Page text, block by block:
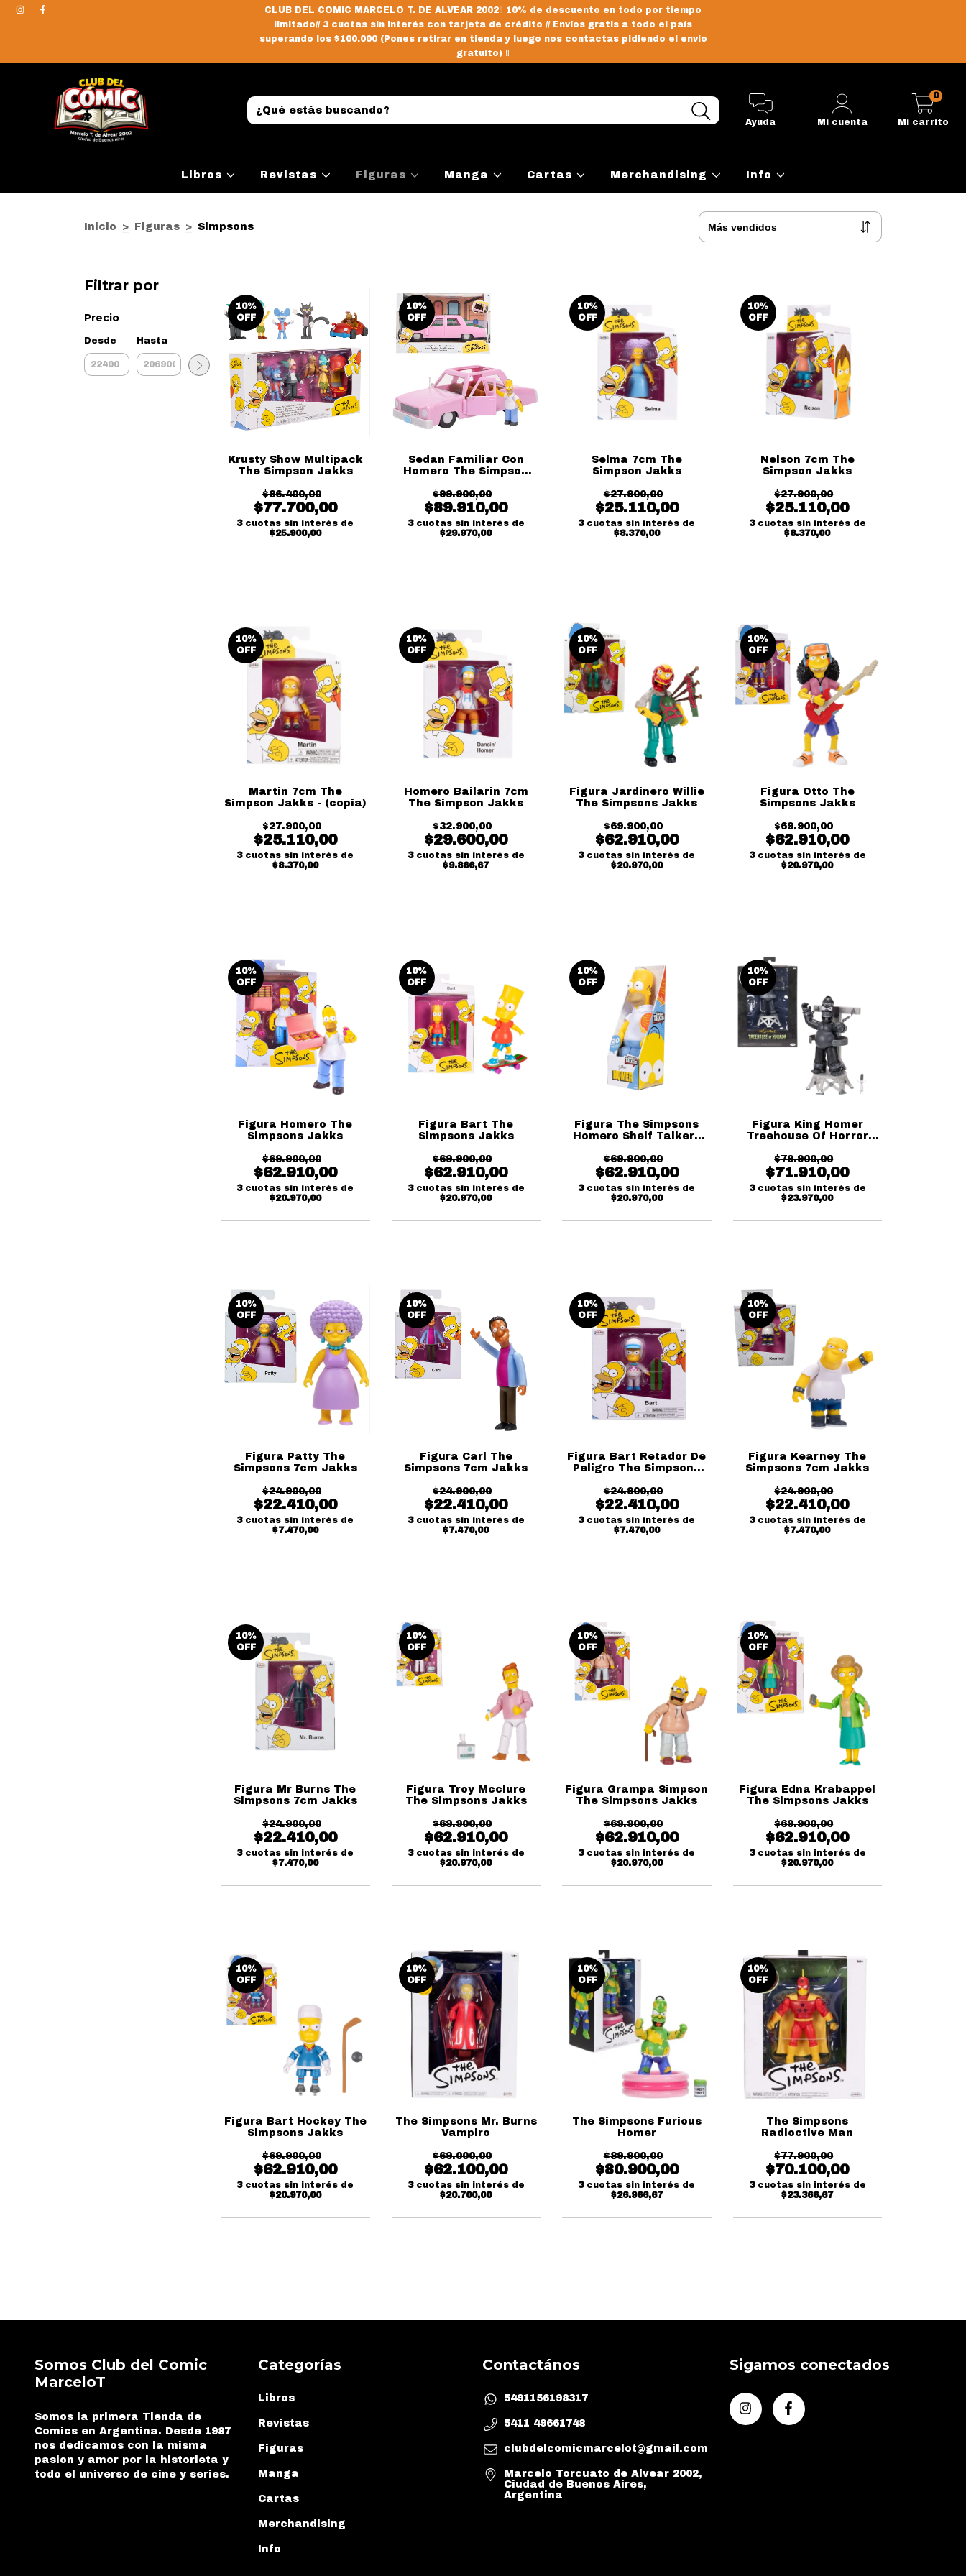
CLUB DEL COMIC MARCELO T. DE ALVEAR 2002‼️ 10% de descuento en todo por tiempo
limitado// 3 cuotas sin interés con tarjeta de crédito // Envíos gratis a todo el país
superando los $100.000 (Pones retirar en tienda y luego nos contactas pidiendo el envio
gratuito) ‼️
Ayuda Mi cuenta Mi carrito
0
Libros Revistas Figuras Manga Cartas Merchandising Info
Inicio > Figuras > Simpsons
Filtrar por
Precio
Desde Hasta
10%
OFF
Krusty Show Multipack
The Simpson Jakks
$86.400,00
$77.700,00
3 cuotas sin interés de
$25.900,00
10%
OFF
Sedan Familiar Con
Homero The Simpson
$99.900,00
$89.910,00
3 cuotas sin interés de
$29.970,00
10%
OFF
Selma 7cm The
Simpson Jakks
$27.900,00
$25.110,00
3 cuotas sin interés de
$8.370,00
10%
OFF
Nelson 7cm The
Simpson Jakks
$27.900,00
$25.110,00
3 cuotas sin interés de
$8.370,00
10%
OFF
Martin 7cm The
Simpson Jakks - (copia)
$27.900,00
$25.110,00
3 cuotas sin interés de
$8.370,00
10%
OFF
Homero Bailarin 7cm
The Simpson Jakks
$32.900,00
$29.600,00
3 cuotas sin interés de
$9.866,67
10%
OFF
Figura Jardinero Willie
The Simpsons Jakks
$69.900,00
$62.910,00
3 cuotas sin interés de
$20.970,00
10%
OFF
Figura Otto The
Simpsons Jakks
$69.900,00
$62.910,00
3 cuotas sin interés de
$20.970,00
10%
OFF
Figura Homero The
Simpsons Jakks
$69.900,00
$62.910,00
3 cuotas sin interés de
$20.970,00
10%
OFF
Figura Bart The
Simpsons Jakks
$69.900,00
$62.910,00
3 cuotas sin interés de
$20.970,00
10%
OFF
Figura The Simpsons
Homero Shelf Talkers
$69.900,00
$62.910,00
3 cuotas sin interés de
$20.970,00
10%
OFF
Figura King Homer
Treehouse Of Horror
$79.900,00
$71.910,00
3 cuotas sin interés de
$23.970,00
10%
OFF
Figura Patty The
Simpsons 7cm Jakks
$24.900,00
$22.410,00
3 cuotas sin interés de
$7.470,00
10%
OFF
Figura Carl The
Simpsons 7cm Jakks
$24.900,00
$22.410,00
3 cuotas sin interés de
$7.470,00
10%
OFF
Figura Bart Retador De
Peligro The Simpsons
$24.900,00
$22.410,00
3 cuotas sin interés de
$7.470,00
10%
OFF
Figura Kearney The
Simpsons 7cm Jakks
$24.900,00
$22.410,00
3 cuotas sin interés de
$7.470,00
10%
OFF
Figura Mr Burns The
Simpsons 7cm Jakks
$24.900,00
$22.410,00
3 cuotas sin interés de
$7.470,00
10%
OFF
Figura Troy Mcclure
The Simpsons Jakks
$69.900,00
$62.910,00
3 cuotas sin interés de
$20.970,00
10%
OFF
Figura Grampa Simpson
The Simpsons Jakks
$69.900,00
$62.910,00
3 cuotas sin interés de
$20.970,00
10%
OFF
Figura Edna Krabappel
The Simpsons Jakks
$69.900,00
$62.910,00
3 cuotas sin interés de
$20.970,00
10%
OFF
Figura Bart Hockey The
Simpsons Jakks
$69.900,00
$62.910,00
3 cuotas sin interés de
$20.970,00
10%
OFF
The Simpsons Mr. Burns
Vampiro
$69.000,00
$62.100,00
3 cuotas sin interés de
$20.700,00
10%
OFF
The Simpsons Furious
Homer
$89.900,00
$80.900,00
3 cuotas sin interés de
$26.966,67
10%
OFF
The Simpsons
Radioctive Man
$77.900,00
$70.100,00
3 cuotas sin interés de
$23.366,67
Somos Club del Comic
MarceloT
Somos la primera Tienda de
Comics en Argentina. Desde 1987
nos dedicamos con la misma
pasion y amor por la historieta y
todo el universo de cine y series.
Categorías
Libros
Revistas
Figuras
Manga
Cartas
Merchandising
Info
Contactános
5491156198317
5411 49661748
clubdelcomicmarcelot@gmail.com
Marcelo Torcuato de Alvear 2002,
Ciudad de Buenos Aires,
Argentina
Sigamos conectados